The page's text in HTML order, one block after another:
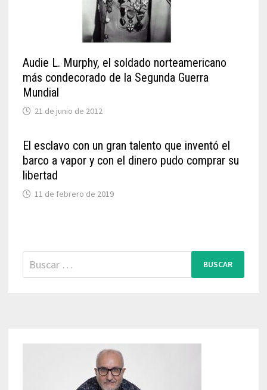
Audie L. Murphy, el soldado norteamericano
más condecorado de la Segunda Guerra
Mundial
21 de junio de 2012
El esclavo con un gran talento que inventó el
barco a vapor y con el dinero pudo comprar su
libertad
11 de febrero de 2019
Buscar: